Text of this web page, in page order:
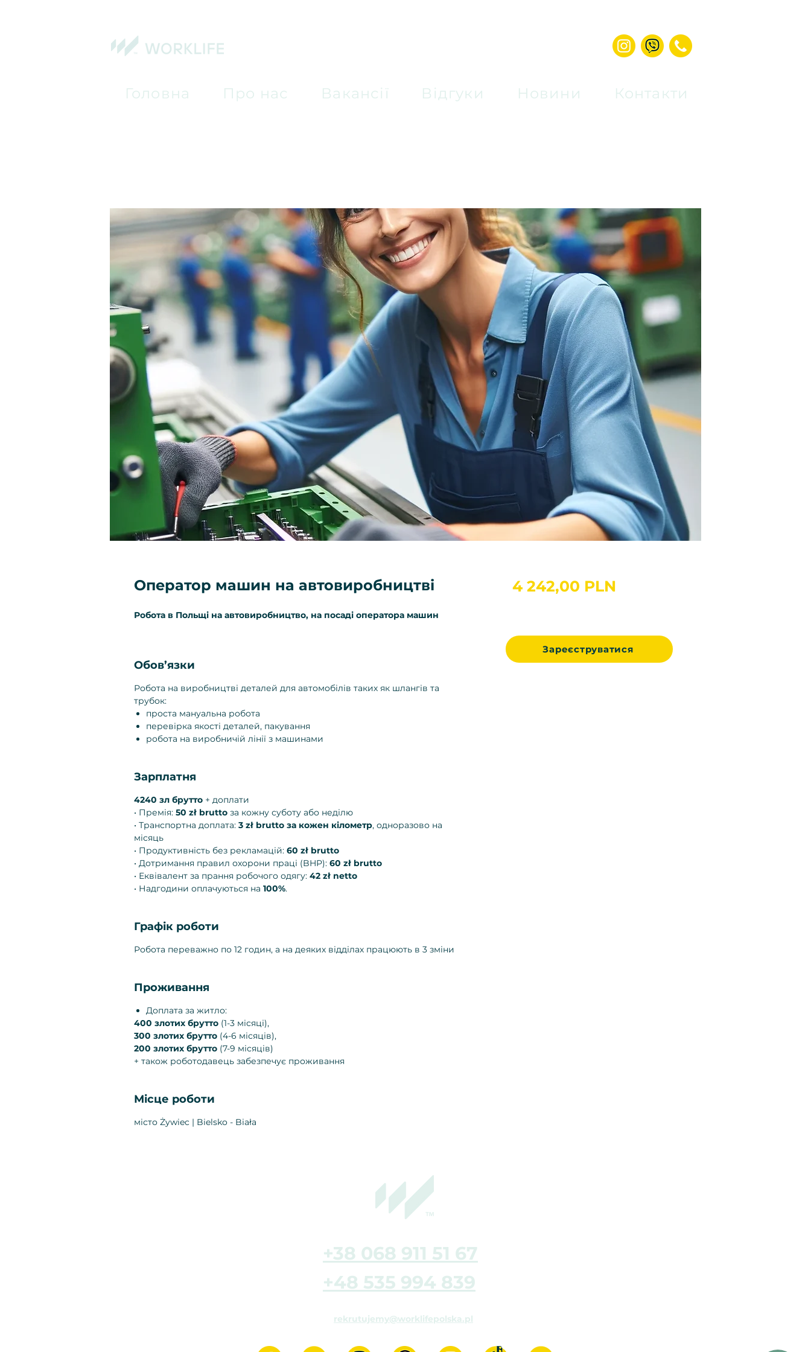
Головна Про нас Вакансії Відгуки Новини Контакти
Оператор машин на автовиробництві
Робота в Польщі на автовиробництво, на посаді оператора машин
Обов’язки
Робота на виробництві деталей для автомобілів таких як шлангів та
трубок:
проста мануальна робота
перевірка якості деталей, пакування
робота на виробничій лінії з машинами
Зарплатня
4240 зл брутто + доплати
• Премія: 50 zł brutto за кожну суботу або неділю
• Транспортна доплата: 3 zł brutto за кожен кілометр, одноразово на
місяць
• Продуктивність без рекламацій: 60 zł brutto
• Дотримання правил охорони праці (BHP): 60 zł brutto
• Еквівалент за прання робочого одягу: 42 zł netto
• Надгодини оплачуються на 100%.
Графік роботи
Робота переважно по 12 годин, а на деяких відділах працюють в 3 зміни
Проживання
Доплата за житло:
400 злотих брутто (1-3 місяці),
300 злотих брутто (4-6 місяців),
200 злотих брутто (7-9 місяців)
+ також роботодавець забезпечує проживання
Місце роботи
місто Żywiec | Bielsko - Biała
4 242,00 PLNЦіна
Зареєструватися
+38 068 911 51 67
+48 535 994 839
rekrutujemy@worklifepolska.pl